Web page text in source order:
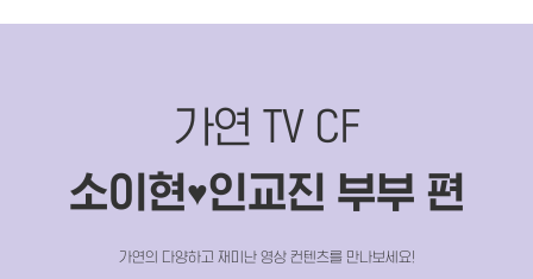
가연 TV CF
소이현♥인교진 부부 편
가연의 다양하고 재미난 영상 컨텐츠를 만나보세요!